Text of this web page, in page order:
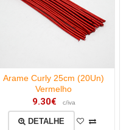
Arame Curly 25cm (20Un)
Vermelho
9.30€ c/iva
DETALHE